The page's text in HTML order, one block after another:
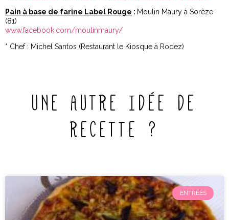
Pain à base de farine Label Rouge : Moulin Maury à Sorèze
(81)
www.facebook.com/moulinmaury/
* Chef : Michel Santos (Restaurant le Kiosque à Rodez)
UNE AUTRE IDÉE DE
RECETTE ?
ENTRÉES